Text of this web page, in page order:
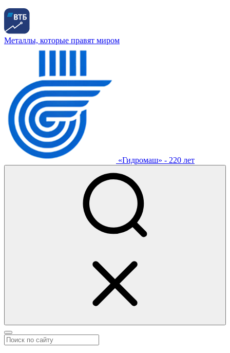
Металлы, которые правят миром
«Гидромаш» - 220 лет